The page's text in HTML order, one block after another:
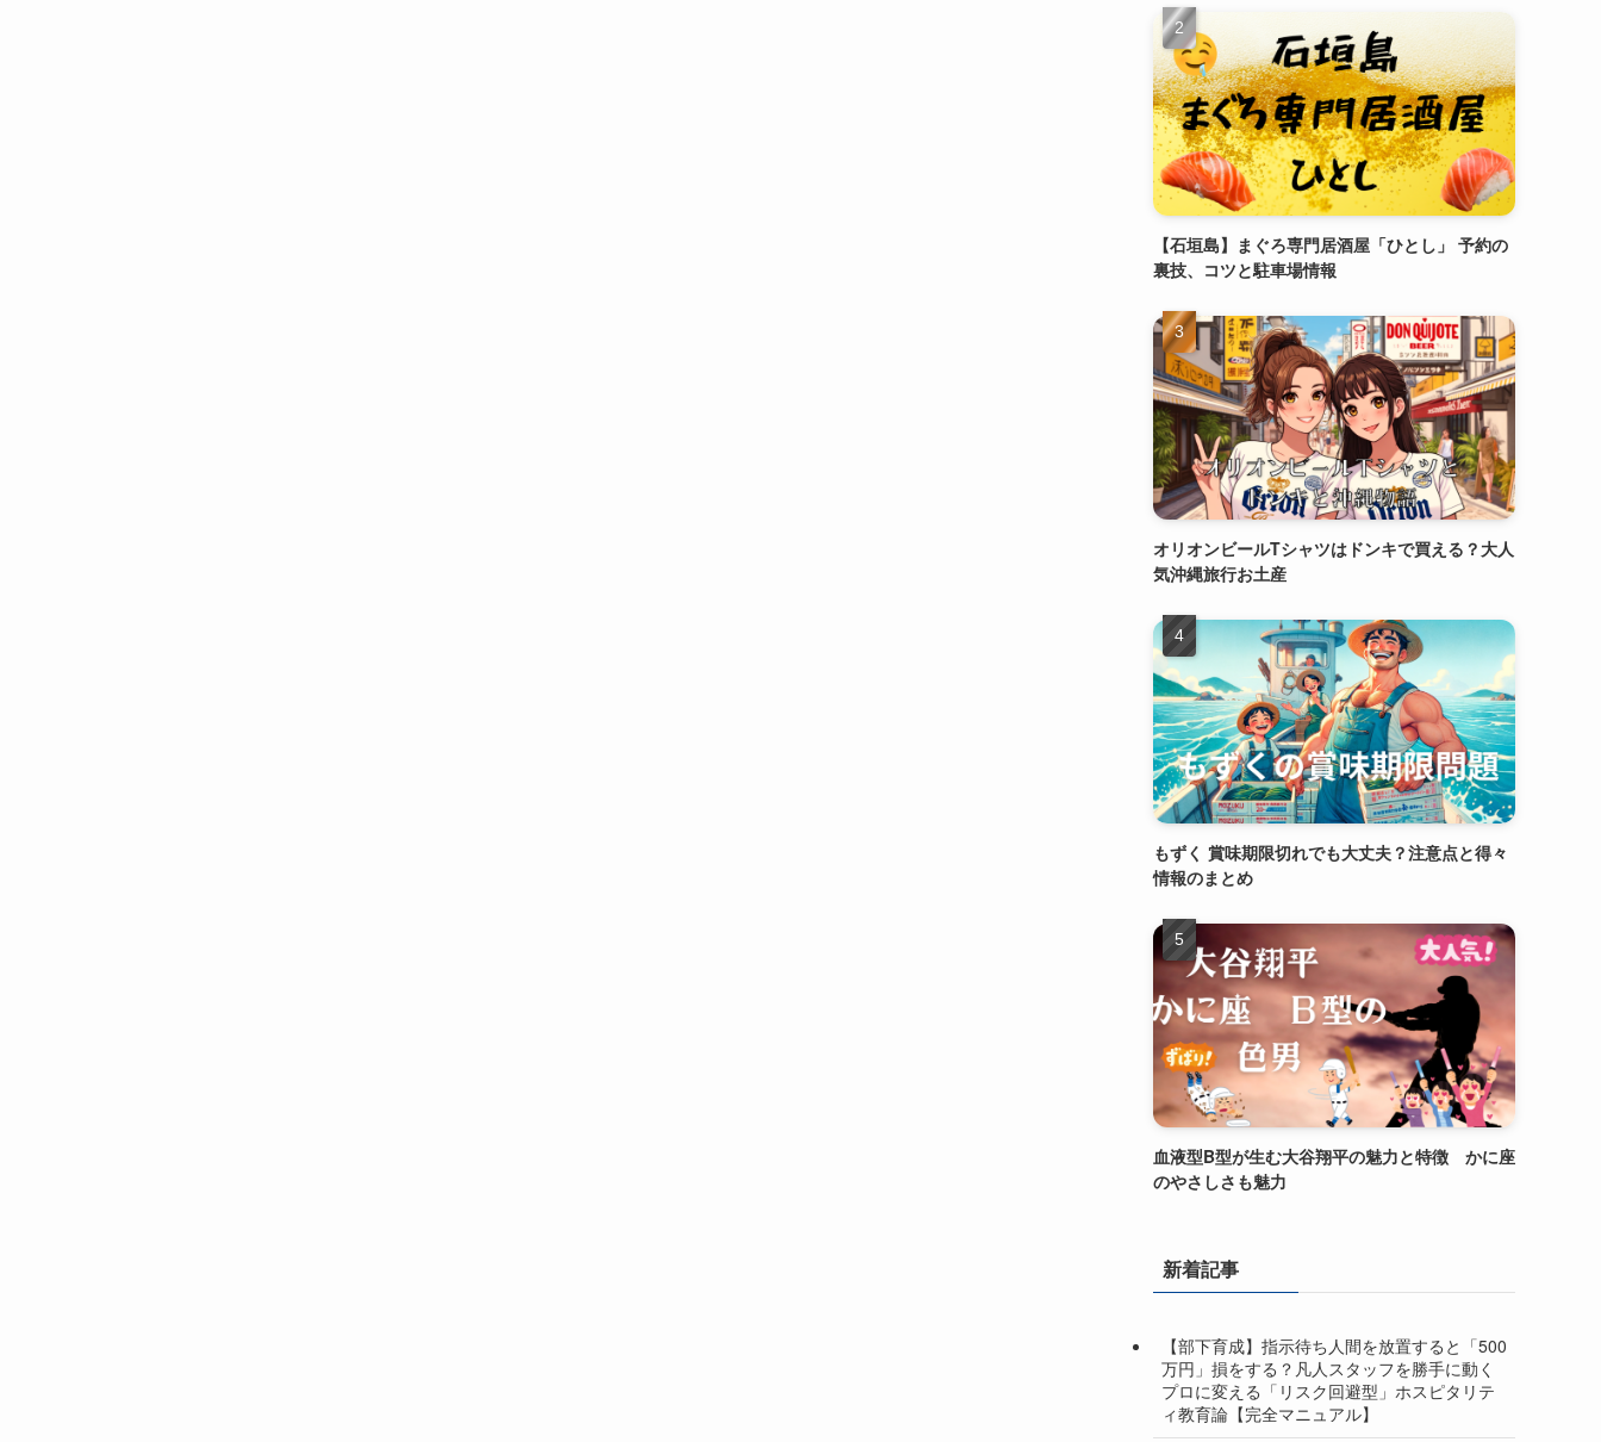
【石垣島】まぐろ専門居酒屋「ひとし」 予約の
裏技、コツと駐車場情報
オリオンビールTシャツはドンキで買える？大人
気沖縄旅行お土産
もずく 賞味期限切れでも大丈夫？注意点と得々
情報のまとめ
血液型B型が生む大谷翔平の魅力と特徴 かに座
のやさしさも魅力
新着記事
【部下育成】指示待ち人間を放置すると「500
万円」損をする？凡人スタッフを勝手に動く
プロに変える「リスク回避型」ホスピタリテ
ィ教育論【完全マニュアル】